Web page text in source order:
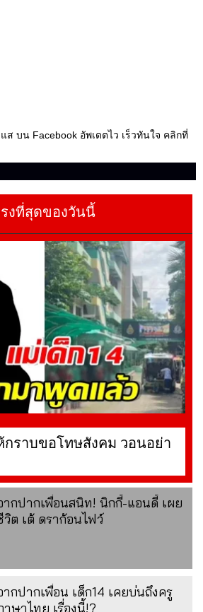
ส บน Facebook อัพเดตไว เร็วทันใจ คลิกที่
งที่สุดของวันนี้
กราบขอโทษสังคม วอนอย่า
ากปากเพื่อนสนิท! นิกกี้-แอนดี้ เผย
วิต เต้ ดราก้อนไฟว์
ากปากเพื่อน เด็ก14 เคยบ่นถึงครู
าษาไทย เรื่องนี้!?